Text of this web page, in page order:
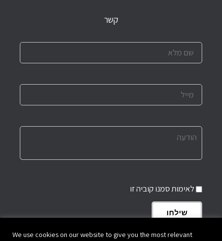
קשר
לאימות סמנו קוביה זו
שילחו
We use cookies on our website to give you the most relevant